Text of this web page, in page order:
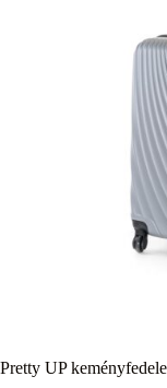
Pretty UP